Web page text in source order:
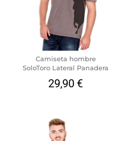
Camiseta hombre
SoloToro Lateral Panadera
29,90 €